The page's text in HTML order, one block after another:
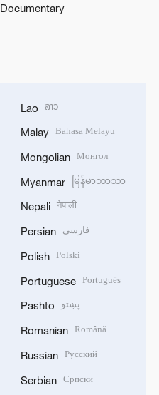
Documentary
Lao ລາວ
Malay Bahasa Melayu
Mongolian Монгол
Myanmar မြန်မာဘာသာ
Nepali नेपाली
Persian فارسی
Polish Polski
Portuguese Português
Pashto پښتو
Romanian Română
Russian Русский
Serbian Српски